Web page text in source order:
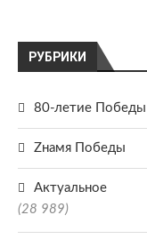
РУБРИКИ
80-летие Победы
Zнамя Победы
Актуальное
(28 989)